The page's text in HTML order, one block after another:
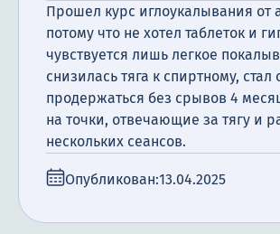
Прошел курс иглоукалывания от
потому что не хотел таблеток и
чувствуется лишь легкое
снизилась тяга к спиртному,
продержаться без срывов 4
на точки, отвечающие за тягу и
нескольких сеансов.
Опубликован:13.04.2025